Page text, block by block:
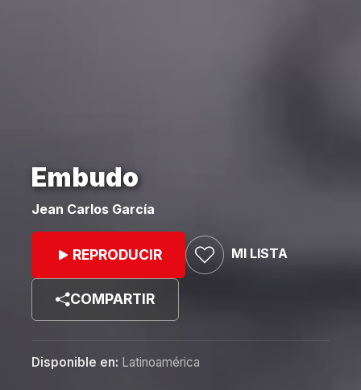
Embudo
Jean Carlos García
REPRODUCIR MI LISTA
COMPARTIR
Disponible en: Latinoamérica